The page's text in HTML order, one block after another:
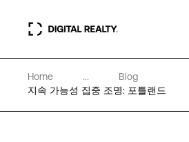
데이터 센터
Home ...
Blog
지속 가능성 집중 조명: 포틀랜드